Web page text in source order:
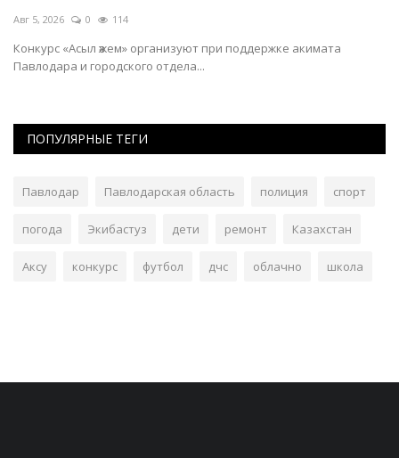
Авг 5, 2026 0 114
Конкурс «Асыл әжем» организуют при поддержке акимата
Павлодара и городского отдела...
ПОПУЛЯРНЫЕ ТЕГИ
Павлодар Павлодарская область полиция спорт
погода Экибастуз дети ремонт Казахстан
Аксу конкурс футбол дчс облачно школа